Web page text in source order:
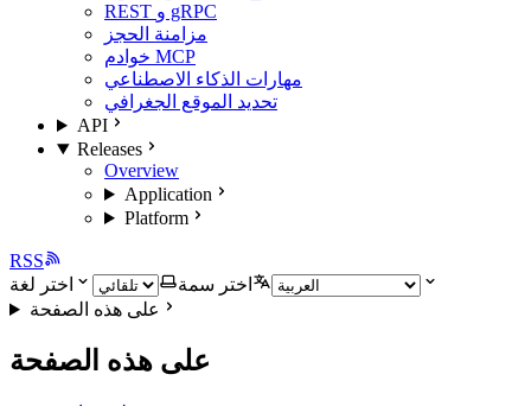
REST و gRPC
مزامنة الحجز
خوادم MCP
مهارات الذكاء الاصطناعي
تحديد الموقع الجغرافي
API
Releases
Overview
Application
Platform
RSS
اختر سمة
اختر لغة
على هذه الصفحة
على هذه الصفحة